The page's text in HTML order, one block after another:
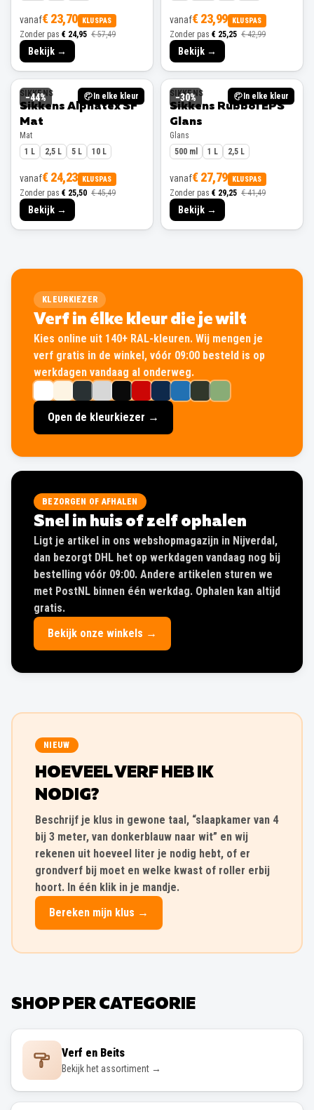
vanaf€ 23,70 KLUSPAS
Zonder pas € 24,95 € 57,49
Bekijk →
vanaf€ 23,99 KLUSPAS
Zonder pas € 25,25 € 42,99
Bekijk →
−44% In elke kleur
SIKKENS
Sikkens Alphatex SF
Mat
Mat
1 L
2,5 L 5 L 10 L
vanaf€ 24,23 KLUSPAS
Zonder pas € 25,50 € 45,49
Bekijk →
−30% In elke kleur
SIKKENS
Sikkens Rubbol EPS
Glans
Glans
500 ml
1 L 2,5 L
vanaf€ 27,79 KLUSPAS
Zonder pas € 29,25 € 41,49
Bekijk →
KLEURKIEZER
Verf in élke kleur die je wilt
Kies online uit 140+ RAL-kleuren. Wij mengen je
verf gratis in de winkel, vóór 09:00 besteld is op
werkdagen vandaag al onderweg.
Open de kleurkiezer →
BEZORGEN OF AFHALEN
Snel in huis of zelf ophalen
Ligt je artikel in ons webshopmagazijn in Nijverdal,
dan bezorgt DHL het op werkdagen vandaag nog bij
bestelling vóór 09:00. Andere artikelen sturen we
met PostNL binnen één werkdag. Ophalen kan altijd
gratis.
Bekijk onze winkels →
NIEUW
HOEVEEL VERF HEB IK
NODIG?
Beschrijf je klus in gewone taal, “slaapkamer van 4
bij 3 meter, van donkerblauw naar wit” en wij
rekenen uit hoeveel liter je nodig hebt, of er
grondverf bij moet en welke kwast of roller erbij
hoort. In één klik in je mandje.
Bereken mijn klus →
SHOP PER CATEGORIE
Verf en Beits
Bekijk het assortiment →